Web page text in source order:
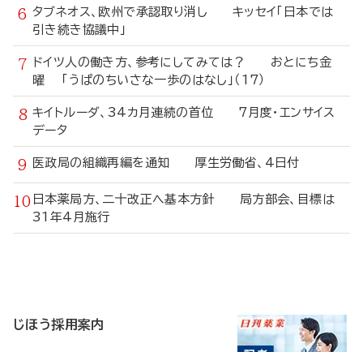
タブネオス、欧州で承認取り消し キッセイ「日本では
引き続き協議中」
ドイツ人の働き方、参考にしてみては？ おとにち金
曜 「うぱのちいさな一歩のはなし」（17）
キイトルーダ、34カ月連続の首位 7月度・エンサイス
データ
医政局の組織再編を通知 厚生労働省、4日付
日本薬局方、二十改正へ基本方針 局方部会、目標は
31年4月施行
じほう採用案内